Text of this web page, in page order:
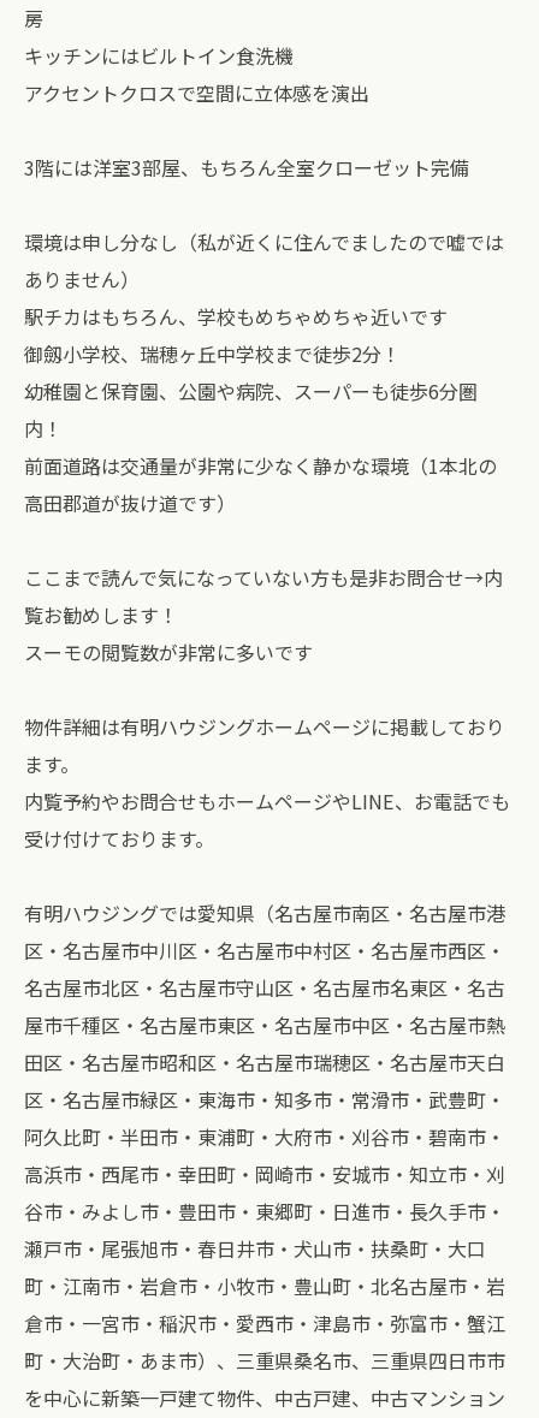
房
キッチンにはビルトイン食洗機
アクセントクロスで空間に立体感を演出
3階には洋室3部屋、もちろん全室クローゼット完備
環境は申し分なし（私が近くに住んでましたので嘘では
ありません）
駅チカはもちろん、学校もめちゃめちゃ近いです
御劔小学校、瑞穂ヶ丘中学校まで徒歩2分！
幼稚園と保育園、公園や病院、スーパーも徒歩6分圏
内！
前面道路は交通量が非常に少なく静かな環境（1本北の
高田郡道が抜け道です）
ここまで読んで気になっていない方も是非お問合せ→内
覧お勧めします！
⁡スーモの閲覧数が非常に多いです
物件詳細は有明ハウジングホームページに掲載しており
ます。
内覧予約やお問合せもホームページやLINE、お電話でも
受け付けております。⁡
有明ハウジングでは愛知県（名古屋市南区・名古屋市港
区・名古屋市中川区・名古屋市中村区・名古屋市西区・
名古屋市北区・名古屋市守山区・名古屋市名東区・名古
屋市千種区・名古屋市東区・名古屋市中区・名古屋市熱
田区・名古屋市昭和区・名古屋市瑞穂区・名古屋市天白
区・名古屋市緑区・東海市・知多市・常滑市・武豊町・
阿久比町・半田市・東浦町・大府市・刈谷市・碧南市・
高浜市・西尾市・幸田町・岡崎市・安城市・知立市・刈
谷市・みよし市・豊田市・東郷町・日進市・長久手市・
瀬戸市・尾張旭市・春日井市・犬山市・扶桑町・大口
町・江南市・岩倉市・小牧市・豊山町・北名古屋市・岩
倉市・一宮市・稲沢市・愛西市・津島市・弥富市・蟹江
町・大治町・あま市）、三重県桑名市、三重県四日市市
を中心に新築一戸建て物件、中古戸建、中古マンション